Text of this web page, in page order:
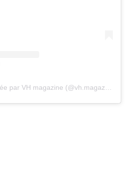
Une publication partagée par VH magazine (@vh.magazine)